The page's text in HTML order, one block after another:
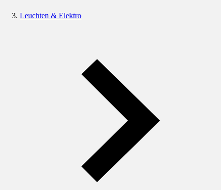
Leuchten & Elektro